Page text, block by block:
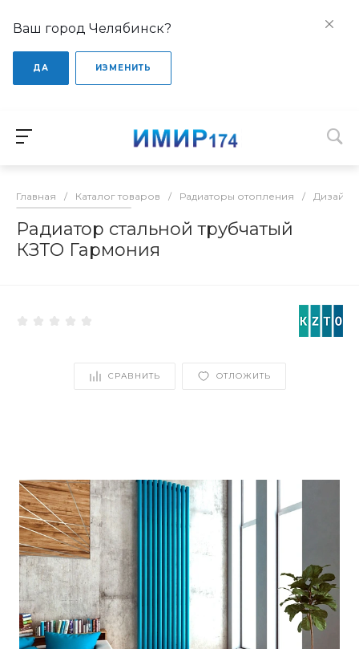
Ваш город Челябинск?
ДА ИЗМЕНИТЬ
Главная / Каталог товаров / Радиаторы отопления /
Радиатор стальной трубчатый
КЗТО Гармония
СРАВНИТЬ ОТЛОЖИТЬ